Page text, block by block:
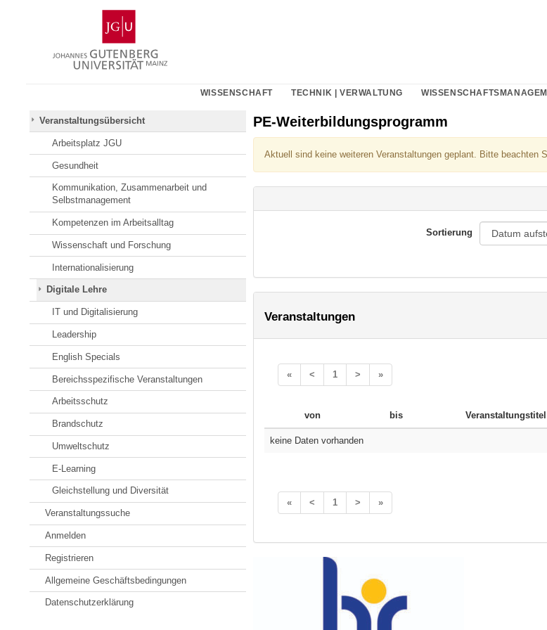
Gutenberg-
Universität
Mainz
WISSENSCHAFT TECHNIK | VERWALTUNG
Veranstaltungsübersicht
Arbeitsplatz JGU
Gesundheit
Kommunikation, Zusammenarbeit und
Selbstmanagement
Kompetenzen im Arbeitsalltag
Wissenschaft und Forschung
Internationalisierung
Digitale Lehre
IT und Digitalisierung
Leadership
English Specials
Bereichsspezifische Veranstaltungen
Arbeitsschutz
Brandschutz
Umweltschutz
E-Learning
Gleichstellung und Diversität
Veranstaltungssuche
Anmelden
Registrieren
Allgemeine Geschäftsbedingungen
Datenschutzerklärung
PE-Weiterbildungsprogramm
Aktuell sind keine weiteren Veranstaltungen geplant. Bitte beachten
Sortierung
Veranstaltungen
« < 1 > »
von bis Veranstaltungstitel
keine Daten vorhanden
« < 1 > »